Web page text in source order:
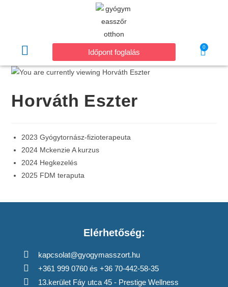
Időpont foglalás
0
Horváth Eszter
2023 Gyógytornász-fizioterapeuta
2024 Mckenzie A kurzus
2024 Hegkezelés
2025 FDM teraputa
Elérhetőség:
kapcsolat@gyogymasszort.hu
+361 999 0760 és +36 70-442-58-35
13.kerület Fáy utca 45 - Prestige Wellness